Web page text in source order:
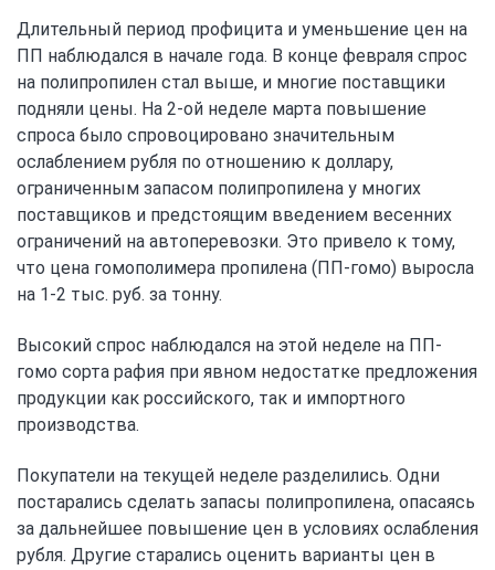
Длительный период профицита и уменьшение цен на
ПП наблюдался в начале года. В конце февраля спрос
на полипропилен стал выше, и многие поставщики
подняли цены. На 2-ой неделе марта повышение
спроса было спровоцировано значительным
ослаблением рубля по отношению к доллару,
ограниченным запасом полипропилена у многих
поставщиков и предстоящим введением весенних
ограничений на автоперевозки. Это привело к тому,
что цена гомополимера пропилена (ПП-гомо) выросла
на 1-2 тыс. руб. за тонну.
Высокий спрос наблюдался на этой неделе на ПП-
гомо сорта рафия при явном недостатке предложения
продукции как российского, так и импортного
производства.
Покупатели на текущей неделе разделились. Одни
постарались сделать запасы полипропилена, опасаясь
за дальнейшее повышение цен в условиях ослабления
рубля. Другие старались оценить варианты цен в